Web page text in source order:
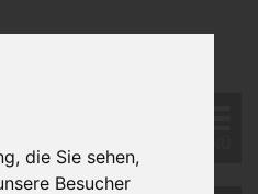
die Sie sehen,
Besucher